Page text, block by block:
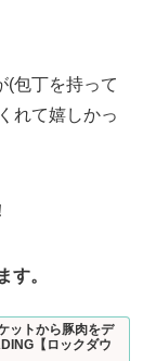
(包丁を持って
れて嬉しかっ
す。
ットから豚肉をデ
【ロックダウ